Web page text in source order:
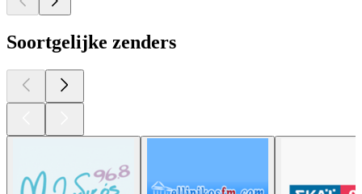
Soortgelijke zenders